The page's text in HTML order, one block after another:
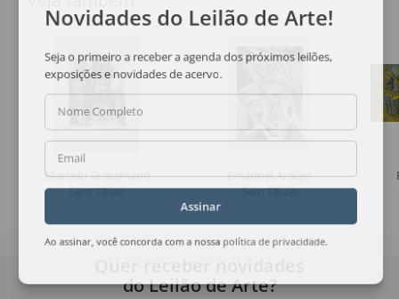
Marcelo Grassmann
Sem Título
Emanoel Araújo
Sem Título
Novidades do Leilão de Arte!
Seja o primeiro a receber a agenda dos próximos leilões,
exposições e novidades de acervo.
Nome Completo
Email
Assinar
Ao assinar, você concorda com a nossa política de privacidade
do Leilão de Arte?